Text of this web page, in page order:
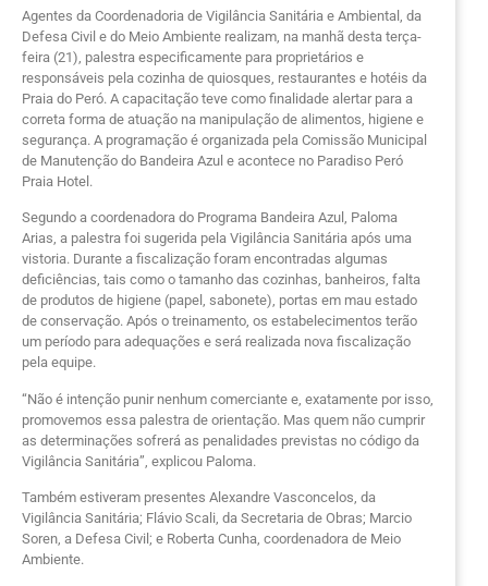
Agentes da Coordenadoria de Vigilância Sanitária e Ambiental, da
Defesa Civil e do Meio Ambiente realizam, na manhã desta terça-
feira (21), palestra especificamente para proprietários e
responsáveis pela cozinha de quiosques, restaurantes e hotéis da
Praia do Peró. A capacitação teve como finalidade alertar para a
correta forma de atuação na manipulação de alimentos, higiene e
segurança. A programação é organizada pela Comissão Municipal
de Manutenção do Bandeira Azul e acontece no Paradiso Peró
Praia Hotel.
Segundo a coordenadora do Programa Bandeira Azul, Paloma
Arias, a palestra foi sugerida pela Vigilância Sanitária após uma
vistoria. Durante a fiscalização foram encontradas algumas
deficiências, tais como o tamanho das cozinhas, banheiros, falta
de produtos de higiene (papel, sabonete), portas em mau estado
de conservação. Após o treinamento, os estabelecimentos terão
um período para adequações e será realizada nova fiscalização
pela equipe.
“Não é intenção punir nenhum comerciante e, exatamente por isso,
promovemos essa palestra de orientação. Mas quem não cumprir
as determinações sofrerá as penalidades previstas no código da
Vigilância Sanitária”, explicou Paloma.
Também estiveram presentes Alexandre Vasconcelos, da
Vigilância Sanitária; Flávio Scali, da Secretaria de Obras; Marcio
Soren, a Defesa Civil; e Roberta Cunha, coordenadora de Meio
Ambiente.